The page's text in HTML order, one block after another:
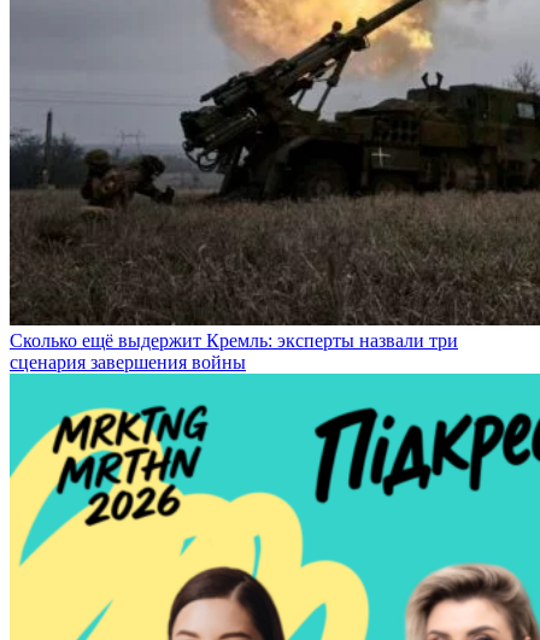
Сколько ещё выдержит Кремль: эксперты назвали три
сценария завершения войны